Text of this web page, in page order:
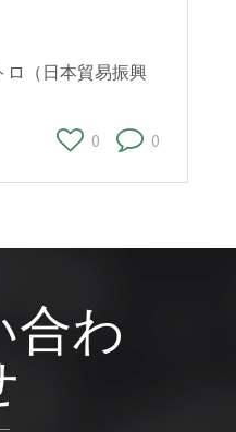
ロ（日本貿易振興
0
0
合わ